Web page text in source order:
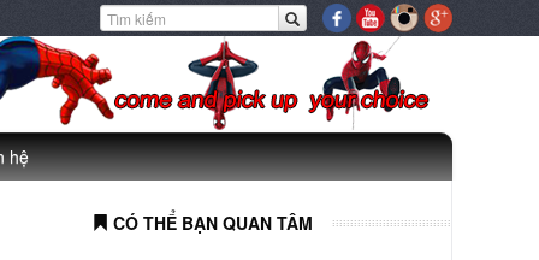
hệ
CÓ THỂ BẠN QUAN TÂM